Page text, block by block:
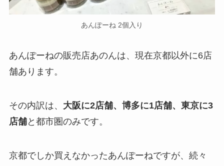
あんぽーね 2個入り
あんぽーねの販売店あのんは、現在京都以外に6店
舗あります。
その内訳は、 大阪に2店舗、博多に1店舗、東京に3
店舗と都市圏のみです。
京都でしか買えなかったあんぽーねですが、続々